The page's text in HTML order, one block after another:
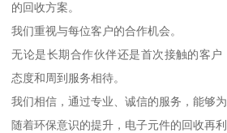
的回收方案。
我们重视与每位客户的合作机会。
无论是长期合作伙伴还是首次接触的客
态度和周到服务相待。
我们相信，通过专业、诚信的服务，能够
随着环保意识的提升，电子元件的回收再